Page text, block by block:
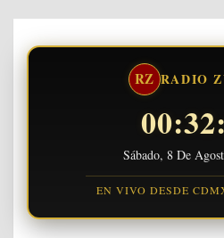
RZ RADIO
Sábado, 8 De
EN VIVO DESDE